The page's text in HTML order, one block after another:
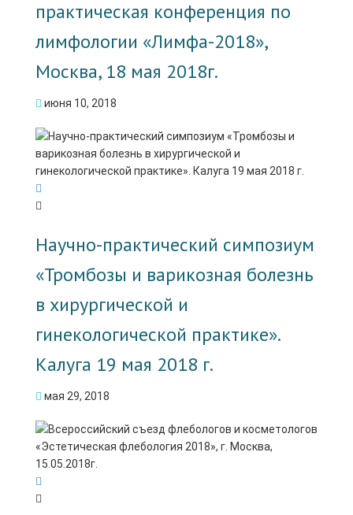
практическая конференция по
лимфологии «Лимфа-2018»,
Москва, 18 мая 2018г.
июня 10, 2018
Научно-практический симпозиум
«Тромбозы и варикозная болезнь
в хирургической и
гинекологической практике».
Калуга 19 мая 2018 г.
мая 29, 2018